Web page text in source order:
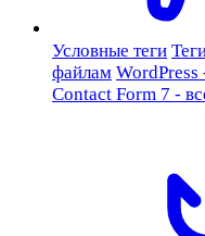
Условные теги
файлам WordPress
Contact Form 7 -